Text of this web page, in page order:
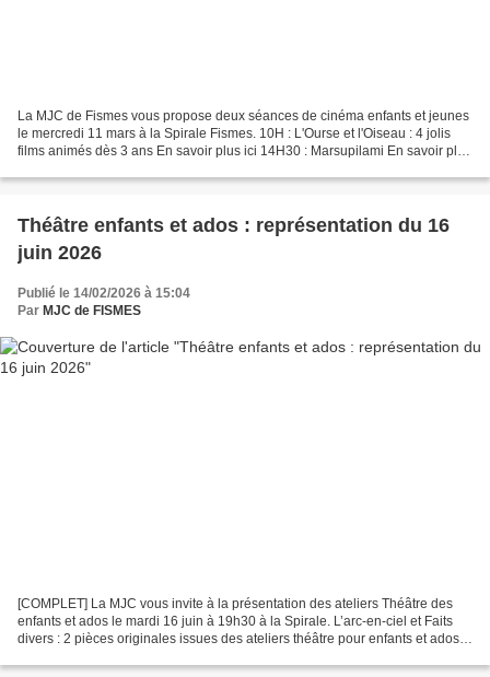
La MJC de Fismes vous propose deux séances de cinéma enfants et jeunes
le mercredi 11 mars à la Spirale Fismes. 10H : L'Ourse et l'Oiseau : 4 jolis
films animés dès 3 ans En savoir plus ici 14H30 : Marsupilami En savoir plus
Théâtre enfants et ados : représentation du 16
juin 2026
Publié le 14/02/2026 à 15:04
Par MJC de FISMES
[COMPLET] La MJC vous invite à la présentation des ateliers Théâtre des
enfants et ados le mardi 16 juin à 19h30 à la Spirale. L’arc-en-ciel et Faits
divers : 2 pièces originales issues des ateliers théâtre pour enfants et ados